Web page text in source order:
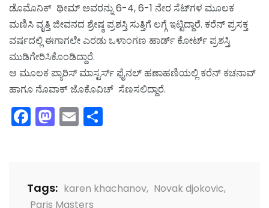
ಡೊಮೊನಿಕ್ ಥೀಮ್ ಅವರನ್ನು 6-4, 6-1 ನೇರ ಸೆಟ್‍ಗಳ ಮೂಲಕ
ಮಣಿಸಿ ವೃತ್ತಿ ಜೀವನದ ಶ್ರೇಷ್ಠ ಪ್ರಶಸ್ತಿ ಸುತ್ತಿಗೆ ಲಗ್ಗೆ ಇಟ್ಟಿದ್ದಾರೆ. ಕರೆನ್ ಪ್ರಸಕ್ತ
ವರ್ಷದಲ್ಲಿ ಈಗಾಗಲೇ ಎರಡು ಒಳಾಂಗಣ ಹಾರ್ಡ್ ಕೋರ್ಟ್ ಪ್ರಶಸ್ತಿ
ಮುಡಿಗೇರಿಸಿಕೊಂಡಿದ್ದಾರೆ.
ಆ ಮೂಲಕ ಪ್ಯಾರಿಸ್ ಮಾಸ್ಟರ್ಸ್ ಫೈನಲ್ ಹಣಾಹಣಿಯಲ್ಲಿ ಕರೆನ್ ಕಚನಾವ್
ಹಾಗೂ ನೊವಾಕ್ ಜೊಕೊವಿಚ್ ಸೆಣಸಲಿದ್ದಾರೆ.
Facebook
Mastodon
Email
Tags: karen khachanov, Novak djokovic,
Paris Masters